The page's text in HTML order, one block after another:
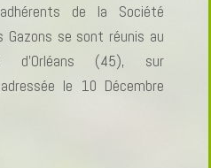
de la Société
Gazons se sont réunis au
d’Orléans (45), sur
le 10 Décembre